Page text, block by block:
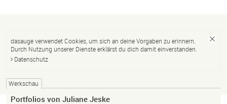
dasauge verwendet Cookies, um sich an deine Vorgaben zu erinnern.
Durch Nutzung unserer Dienste erklärst du dich damit einverstanden.
Datenschutz
Werkschau
Portfolios von Juliane Jeske